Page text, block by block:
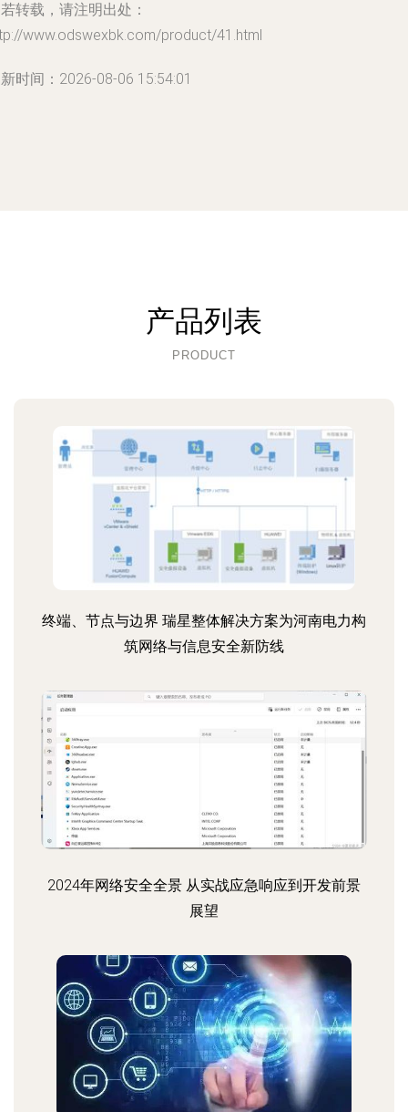
转载，请注明出处：
www.odswexbk.com/product/41.html
时间：2026-08-06 15:54:01
产品列表
PRODUCT
终端、节点与边界 瑞星整体解决方案为河南电力构
筑网络与信息安全新防线
2024年网络安全全景 从实战应急响应到开发前景
展望